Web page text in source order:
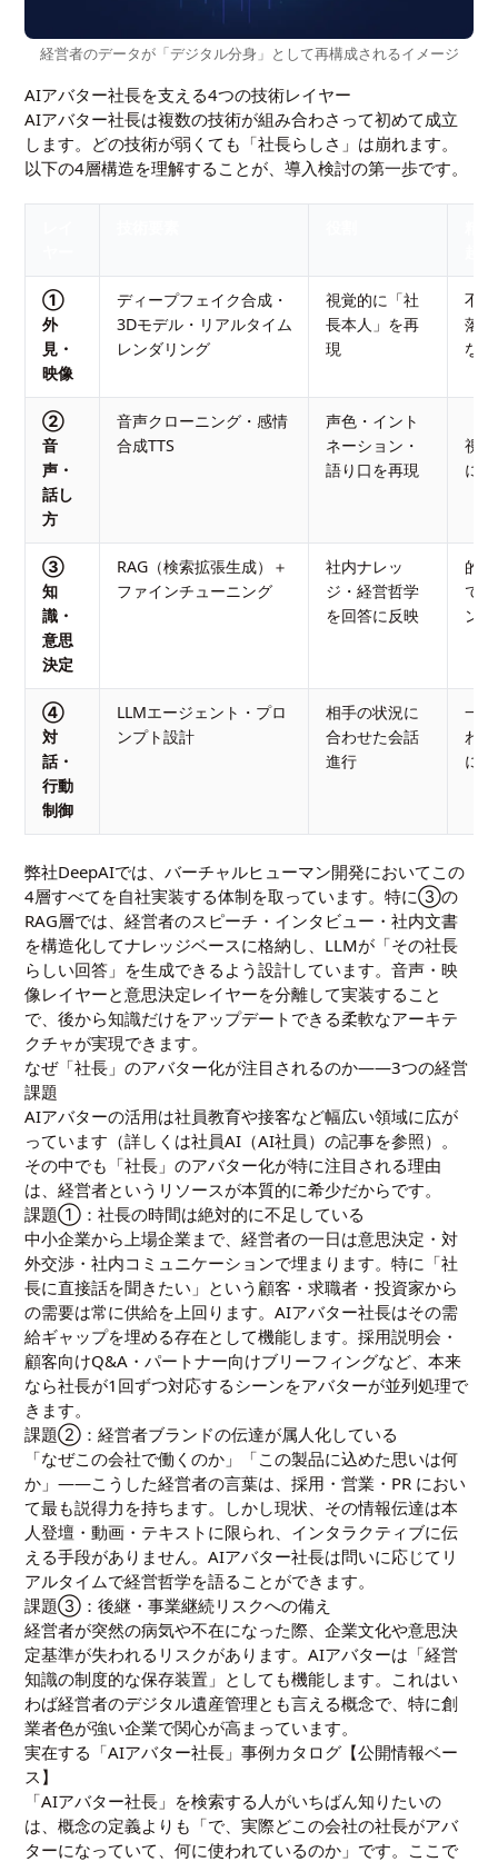
経営者のデータが「デジタル分身」として再構成されるイメージ
AIアバター社長を支える4つの技術レイヤー
AIアバター社長は複数の技術が組み合わさって初めて成立
します。どの技術が弱くても「社長らしさ」は崩れます。
以下の4層構造を理解することが、導入検討の第一歩です。
①
外
見・
映像
ディープフェイク合成・
3Dモデル・リアルタイム
レンダリング
視覚的に「社
長本人」を再
現
不
落
なう
②
音
声・
話し
方
音声クローニング・感情
合成TTS
声色・イント
ネーション・
語り口を再現
視
に
③
知
識・
意思
決定
RAG（検索拡張生成）＋
ファインチューニング
社内ナレッ
ジ・経営哲学
を回答に反映
的
で
ン
④
対
話・
行動
制御
LLMエージェント・プロ
ンプト設計
相手の状況に
合わせた会話
進行
一
わ
に
弊社DeepAIでは、バーチャルヒューマン開発においてこの
4層すべてを自社実装する体制を取っています。特に③の
RAG層では、経営者のスピーチ・インタビュー・社内文書
を構造化してナレッジベースに格納し、LLMが「その社長
らしい回答」を生成できるよう設計しています。音声・映
像レイヤーと意思決定レイヤーを分離して実装すること
で、後から知識だけをアップデートできる柔軟なアーキテ
クチャが実現できます。
なぜ「社長」のアバター化が注目されるのか——3つの経営
課題
AIアバターの活用は社員教育や接客など幅広い領域に広が
っています（詳しくは社員AI（AI社員）の記事を参照）。
その中でも「社長」のアバター化が特に注目される理由
は、経営者というリソースが本質的に希少だからです。
課題①：社長の時間は絶対的に不足している
中小企業から上場企業まで、経営者の一日は意思決定・対
外交渉・社内コミュニケーションで埋まります。特に「社
長に直接話を聞きたい」という顧客・求職者・投資家から
の需要は常に供給を上回ります。AIアバター社長はその需
給ギャップを埋める存在として機能します。採用説明会・
顧客向けQ&A・パートナー向けブリーフィングなど、本来
なら社長が1回ずつ対応するシーンをアバターが並列処理で
きます。
課題②：経営者ブランドの伝達が属人化している
「なぜこの会社で働くのか」「この製品に込めた思いは何
か」——こうした経営者の言葉は、採用・営業・PR におい
て最も説得力を持ちます。しかし現状、その情報伝達は本
人登壇・動画・テキストに限られ、インタラクティブに伝
える手段がありません。AIアバター社長は問いに応じてリ
アルタイムで経営哲学を語ることができます。
課題③：後継・事業継続リスクへの備え
経営者が突然の病気や不在になった際、企業文化や意思決
定基準が失われるリスクがあります。AIアバターは「経営
知識の制度的な保存装置」としても機能します。これはい
わば経営者のデジタル遺産管理とも言える概念で、特に創
業者色が強い企業で関心が高まっています。
実在する「AIアバター社長」事例カタログ【公開情報ベー
ス】
「AIアバター社長」を検索する人がいちばん知りたいの
は、概念の定義よりも「で、実際どこの会社の社長がアバ
ターになっていて、何に使われているのか」です。ここで